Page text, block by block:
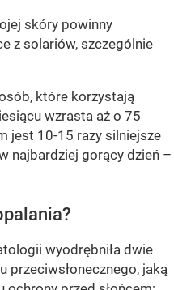
skóry powinny
z solariów, szczególnie
które korzystają
wzrasta aż o 75
jest 10-15 razy silniejsze
najbardziej gorący dzień –
wyodrębniła dwie
przeciwsłonecznego, jaką